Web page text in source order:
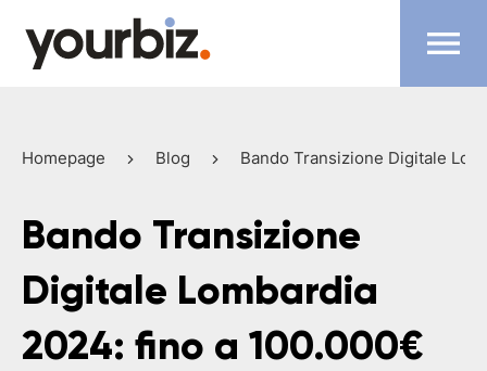
Homepage Blog Bando Transizione Digitale
Bando Transizione
Digitale Lombardia
2024: fino a 100.000€